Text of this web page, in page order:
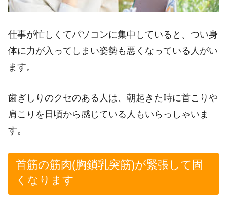
仕事が忙しくてパソコンに集中していると、つい身
体に力が入ってしまい姿勢も悪くなっている人がい
ます。
歯ぎしりのクセのある人は、朝起きた時に首こりや
肩こりを日頃から感じている人もいらっしゃいま
す。
首筋の筋肉(胸鎖乳突筋)が緊張して固
くなります